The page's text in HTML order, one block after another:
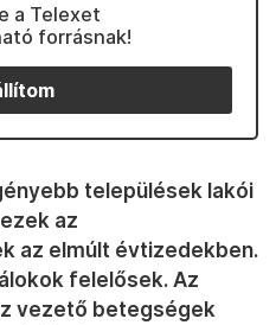
a Telexet
forrásnak!
települések lakói
az
az elmúlt évtizedekben.
felelősek. Az
vezető betegségek